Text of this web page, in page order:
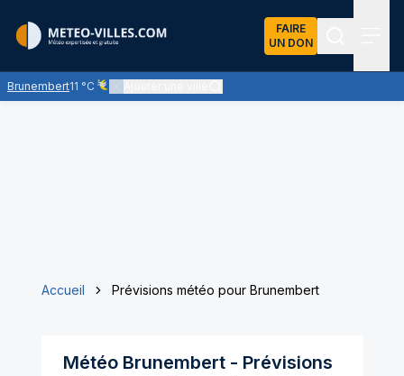
FAIRE
UN DON
Brunembert11 °C
Ciel voilé par des nuages d'altitude, ternissant plus ou
Accueil Prévisions météo pour Brunembert
Météo Brunembert- Prévisions